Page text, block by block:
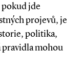
pokud jde
projevů, je
politika,
pravidla mohou